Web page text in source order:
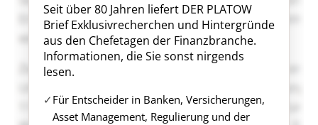
Seit über 80 Jahren liefert DER PLATOW
Brief Exklusivrecherchen und Hintergründe
aus den Chefetagen der Finanzbranche.
Informationen, die Sie sonst nirgends
lesen.
Für Entscheider in Banken, Versicherungen,
Asset Management, Regulierung und der